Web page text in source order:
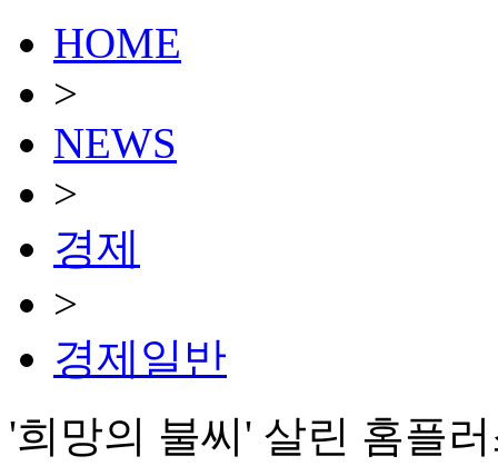
HOME
>
NEWS
>
경제
>
경제일반
'희망의 불씨' 살린 홈플